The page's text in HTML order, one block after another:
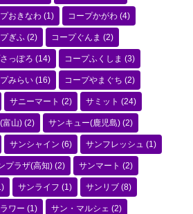
おきなわ (1) コープかがわ (4)
ぎふ (2) コープぐんま (2)
っぽろ (14) コープふくしま (3)
みらい (16) コープやまぐち (2)
サニーマート (2) サミット (24)
富山) (2) サンキュー(鹿児島) (2)
サンシャイン (6) サンフレッシュ (1)
プラザ(高知) (2) サンマート (2)
サンライフ (1) サンリブ (8)
ワー (1) サン・マルシェ (2)